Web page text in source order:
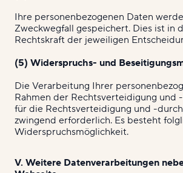
Ihre personenbezogenen Daten
Zweckwegfall gespeichert. Dies ist in
Rechtskraft der jeweiligen
(5) Widerspruchs- und
Die Verarbeitung Ihrer
Rahmen der Rechtsverteidigung und
für die Rechtsverteidigung und -
zwingend erforderlich. Es besteht
Widerspruchsmöglichkeit.
V. Weitere Datenverarbeitungen